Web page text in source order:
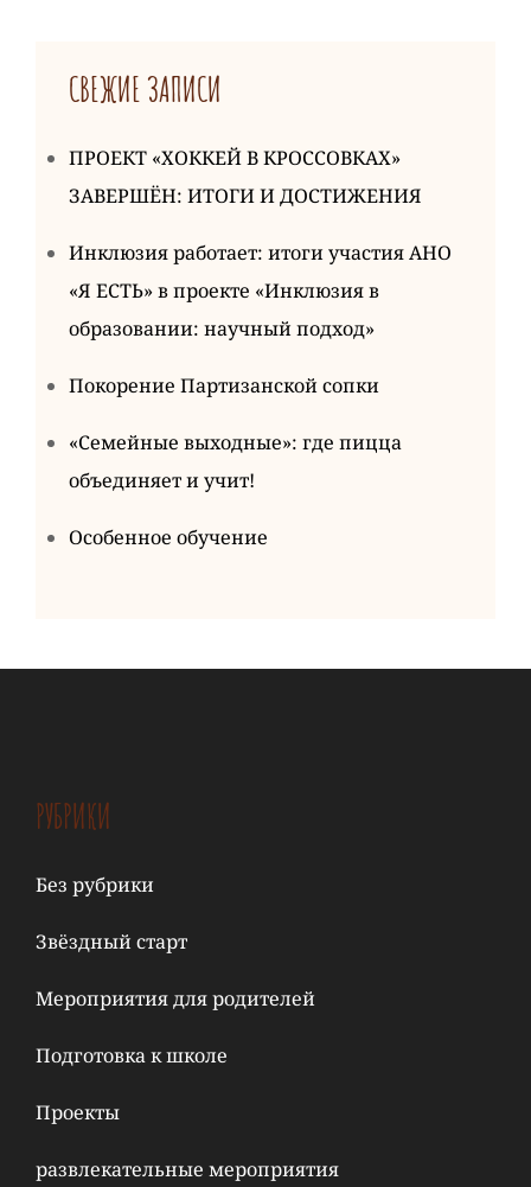
СВЕЖИЕ ЗАПИСИ
ПРОЕКТ «ХОККЕЙ В КРОССОВКАХ»
ЗАВЕРШЁН: ИТОГИ И ДОСТИЖЕНИЯ
Инклюзия работает: итоги участия АНО
«Я ЕСТЬ» в проекте «Инклюзия в
образовании: научный подход»
Покорение Партизанской сопки
«Семейные выходные»: где пицца
объединяет и учит!
Особенное обучение
РУБРИКИ
Без рубрики
Звёздный старт
Мероприятия для родителей
Подготовка к школе
Проекты
развлекательные мероприятия